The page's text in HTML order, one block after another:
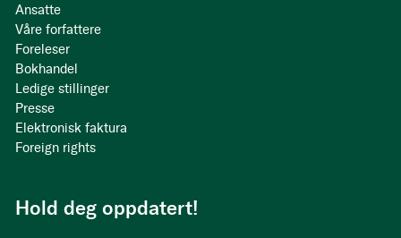
Ansatte
Våre forfattere
Foreleser
Bokhandel
Ledige stillinger
Presse
Elektronisk faktura
Foreign rights
Hold deg oppdatert!